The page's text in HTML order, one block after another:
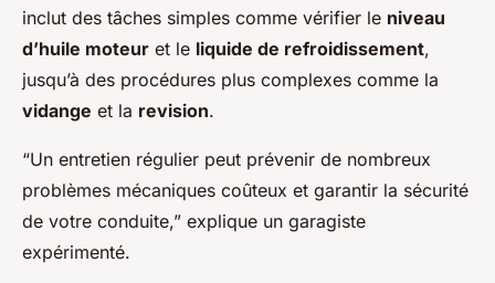
inclut des tâches simples comme vérifier le niveau
d’huile moteur et le liquide de refroidissement,
jusqu’à des procédures plus complexes comme la
vidange et la revision.
“Un entretien régulier peut prévenir de nombreux
problèmes mécaniques coûteux et garantir la sécurité
de votre conduite,” explique un garagiste
expérimenté.